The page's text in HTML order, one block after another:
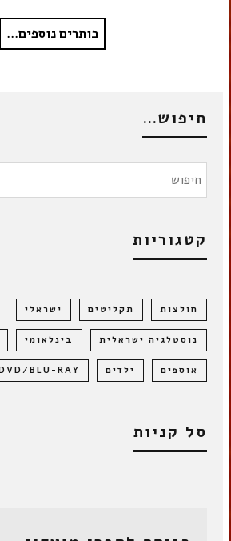
כותרים נוספים...
חיפוש…
קטגוריות
חולצות תקליטים ישראלי
נוסטלגיה ישראלית בינלאומי
אוספים ילדים DVD/BLU-RAY
סל קניות